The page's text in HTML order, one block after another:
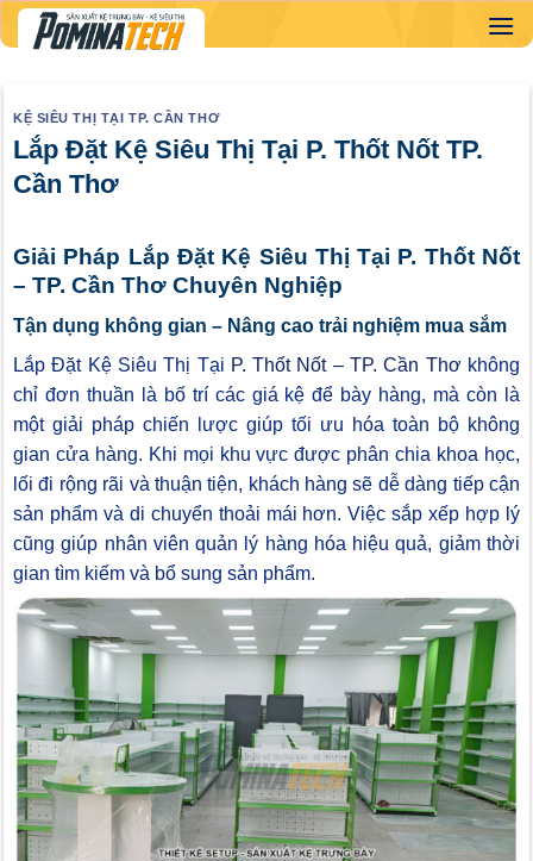
Skip
to
KỆ SIÊU THỊ TẠI TP. CẦN THƠ
Lắp Đặt Kệ Siêu Thị Tại P. Thốt Nốt TP.
Cần Thơ
Giải Pháp Lắp Đặt Kệ Siêu Thị Tại P. Thốt Nốt
– TP. Cần Thơ Chuyên Nghiệp
Tận dụng không gian – Nâng cao trải nghiệm mua sắm
Lắp Đặt Kệ Siêu Thị Tại P. Thốt Nốt – TP. Cần Thơ không
chỉ đơn thuần là bố trí các giá kệ để bày hàng, mà còn là
một giải pháp chiến lược giúp tối ưu hóa toàn bộ không
gian cửa hàng. Khi mọi khu vực được phân chia khoa học,
lối đi rộng rãi và thuận tiện, khách hàng sẽ dễ dàng tiếp cận
sản phẩm và di chuyển thoải mái hơn. Việc sắp xếp hợp lý
cũng giúp nhân viên quản lý hàng hóa hiệu quả, giảm thời
gian tìm kiếm và bổ sung sản phẩm.